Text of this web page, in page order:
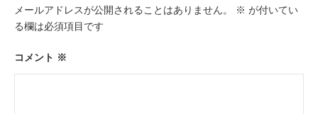
ー
シ
ョ
ン
メールアドレスが公開されることはありません。 ※ が付いてい
る欄は必須項目です
コメント ※